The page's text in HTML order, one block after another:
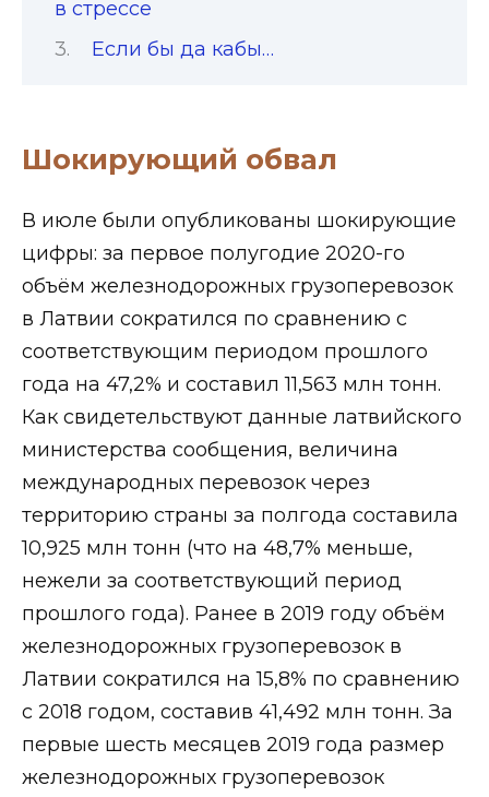
в стрессе
Если бы да кабы…
Шокирующий обвал
В июле были опубликованы шокирующие
цифры: за первое полугодие 2020-го
объём железнодорожных грузоперевозок
в Латвии сократился по сравнению с
соответствующим периодом прошлого
года на 47,2% и составил 11,563 млн тонн.
Как свидетельствуют данные латвийского
министерства сообщения, величина
международных перевозок через
территорию страны за полгода составила
10,925 млн тонн (что на 48,7% меньше,
нежели за соответствующий период
прошлого года). Ранее в 2019 году объём
железнодорожных грузоперевозок в
Латвии сократился на 15,8% по сравнению
с 2018 годом, составив 41,492 млн тонн. За
первые шесть месяцев 2019 года размер
железнодорожных грузоперевозок